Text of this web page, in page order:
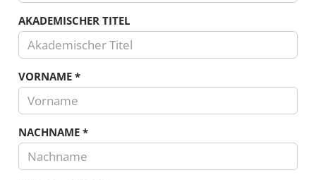
AKADEMISCHER TITEL
VORNAME *
NACHNAME *